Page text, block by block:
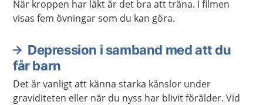
När kroppen har läkt är det bra att träna. I filmen
visas fem övningar som du kan göra.
Depression i samband med att du
får barn
Det är vanligt att känna starka känslor under
graviditeten eller när du nyss har blivit förälder. Vid